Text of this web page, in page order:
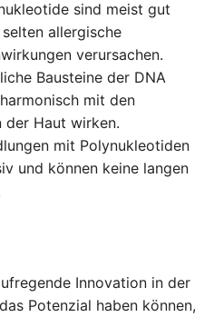
sind meist gut
allergische
verursachen.
Bausteine der DNA
mit den
der Haut wirken.
mit Polynukleotiden
und können keine langen
Innovation in der
Potenzial haben können,